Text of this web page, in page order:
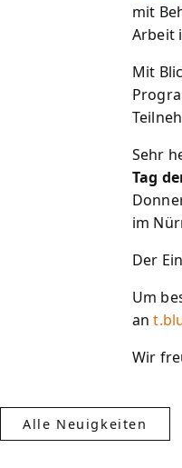
mit
Arbeit
Mit
Sehr
Tag
im
Der
Um
an
Wir
Alle Neuigkeiten